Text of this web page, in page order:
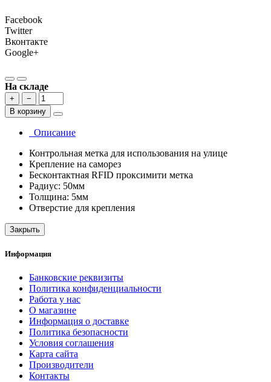
Facebook
Twitter
Вконтакте
Google+
На складе
+
−
В корзину
Описание
Контрольная метка для использования на улице
Крепление на саморез
Бесконтактная RFID проксимити метка
Радиус: 50мм
Толщина: 5мм
Отверстие для крепления
Закрыть
Информация
Банковские реквизиты
Политика конфиденциальности
Работа у нас
О магазине
Информация о доставке
Политика безопасности
Условия соглашения
Карта сайта
Производители
Контакты